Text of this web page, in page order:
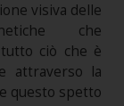
visiva delle
che
ciò che è
attraverso la
questo spetto